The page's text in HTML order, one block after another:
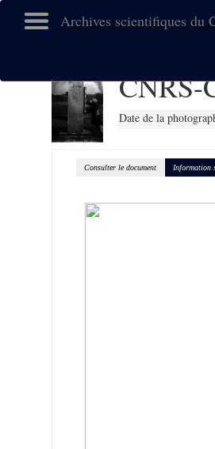
Archives scientifiques du
CNRS-
Date de la
Consulter le document Information